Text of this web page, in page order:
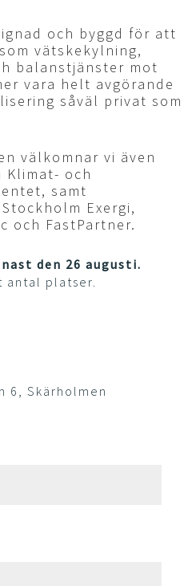
och byggd för att
vätskekylning,
balanstjänster mot
vara helt avgörande
såväl privat som
välkomnar vi även
Klimat- och
samt
Exergi,
och FastPartner.
den 26 augusti.
antal platser.
6, Skärholmen